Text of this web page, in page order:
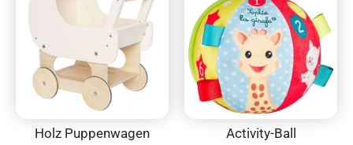
Holz Puppenwagen Activity-Ball